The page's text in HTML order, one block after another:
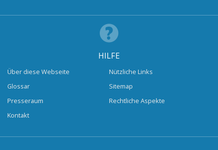
HILFE
Über diese Webseite
Glossar
Presseraum
Kontakt
Nützliche Links
Sitemap
Rechtliche Aspekte